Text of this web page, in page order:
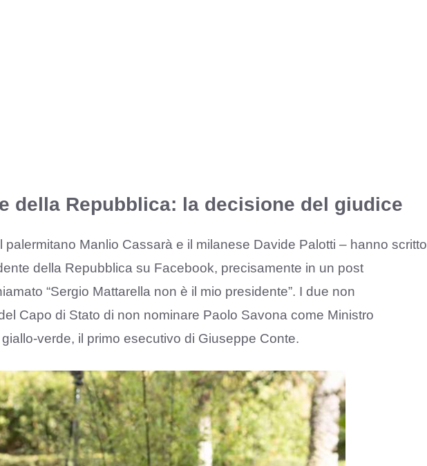
della Repubblica: la decisione del giudice
palermitano Manlio Cassarà e il milanese Davide Palotti – hanno scritto
della Repubblica su Facebook, precisamente in un post
“Sergio Mattarella non è il mio presidente”. I due non
Capo di Stato di non nominare Paolo Savona come Ministro
verde, il primo esecutivo di Giuseppe Conte.